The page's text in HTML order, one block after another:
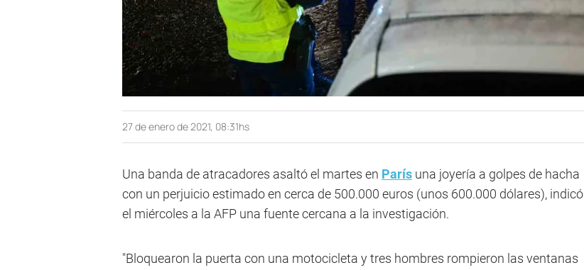
27 de enero de 2021, 08:31hs
Una banda de atracadores asaltó el martes en París una joyería a golpes de hacha
con un perjuicio estimado en cerca de 500.000 euros (unos 600.000 dólares), indicó
el miércoles a la AFP una fuente cercana a la investigación.
"Bloquearon la puerta con una motocicleta y tres hombres rompieron las ventanas